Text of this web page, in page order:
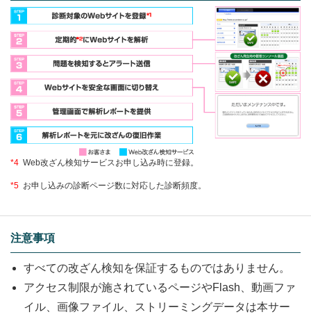
*4 Web改ざん検知サービスお申し込み時に登録。
*5 お申し込みの診断ページ数に対応した診断頻度。
注意事項
すべての改ざん検知を保証するものではありません。
アクセス制限が施されているページやFlash、動画ファ
イル、画像ファイル、ストリーミングデータは本サー